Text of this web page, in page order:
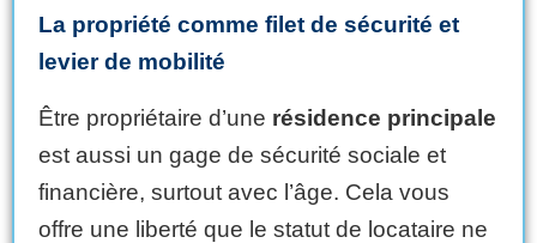
La propriété comme filet de sécurité et
levier de mobilité
Être propriétaire d’une résidence principale
est aussi un gage de sécurité sociale et
financière, surtout avec l’âge. Cela vous
offre une liberté que le statut de locataire ne